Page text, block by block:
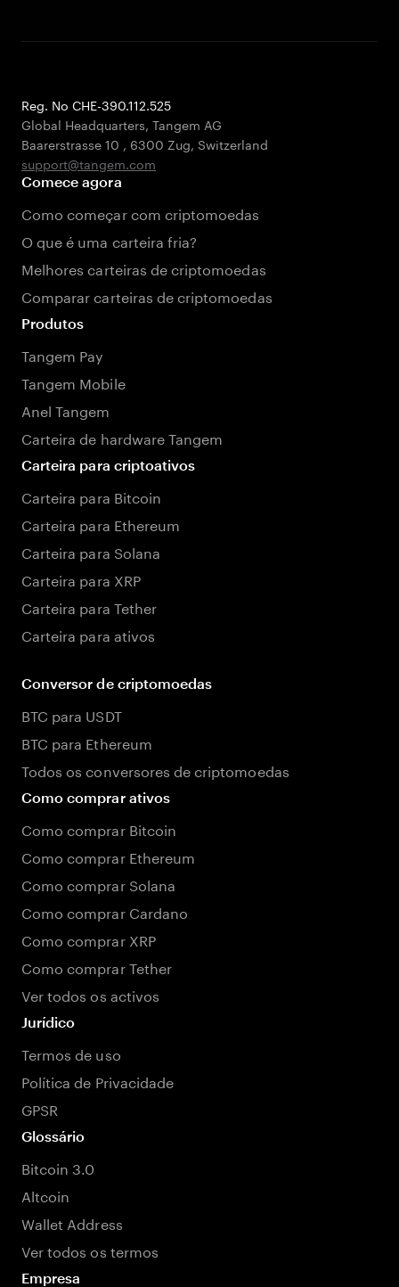
Reg. No CHE-390.112.525
Global Headquarters, Tangem AG
Baarerstrasse 10 , 6300 Zug, Switzerland
support@tangem.com
Comece agora
Como começar com criptomoedas
O que é uma carteira fria?
Melhores carteiras de criptomoedas
Comparar carteiras de criptomoedas
Produtos
Tangem Pay
Tangem Mobile
Anel Tangem
Carteira de hardware Tangem
Carteira para criptoativos
Carteira para Bitcoin
Carteira para Ethereum
Carteira para Solana
Carteira para XRP
Carteira para Tether
Carteira para ativos
Conversor de criptomoedas
BTC para USDT
BTC para Ethereum
Todos os conversores de criptomoedas
Como comprar ativos
Como comprar Bitcoin
Como comprar Ethereum
Como comprar Solana
Como comprar Cardano
Como comprar XRP
Como comprar Tether
Ver todos os activos
Jurídico
Termos de uso
Política de Privacidade
GPSR
Glossário
Bitcoin 3.0
Altcoin
Wallet Address
Ver todos os termos
Empresa